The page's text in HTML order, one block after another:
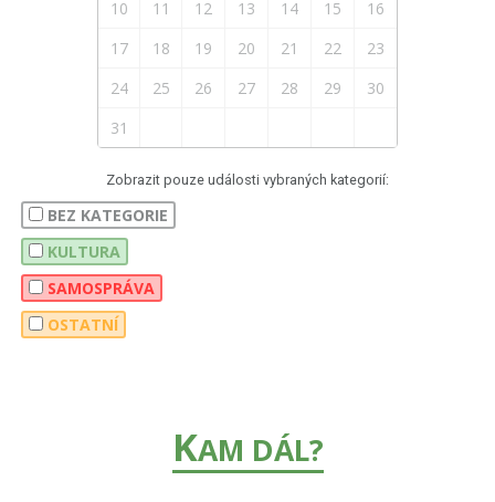
10
11 12 13 14 15
16
17
18 19 20 21 22
23
24
25 26 27 28 29
30
31
Zobrazit pouze události vybraných kategorií:
BEZ KATEGORIE
KULTURA
SAMOSPRÁVA
OSTATNÍ
KAM DÁL?